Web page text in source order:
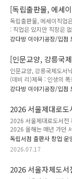
제동 93-8) 버드나무브루
1961 진행 프로그램 :- 생
수- 1년 후 시나미 천천
손맛 좀 보실래요? 럭키
들을 위한 그림책 낭독-
골책방 자몽, 아물다, 유땡
[독립출판물, 에세
니다, 김은혜
독립출판물, 에세이직업
: 직업은 있지만 직장은
형식 : 종이책 - 무선제본
0-1 (93810) 작가 인스타
https://
장 🏠독립서점 📚 이야
도 강릉시 용지로 162 (
https://
https://..
강다방 이야기공장/입점
[인문교양, 강릉국
에서 춤을, 이정민(
인문교양, 강릉국제도서
(데비 리)제목 : 인생의
펴낸곳 : 나무사이제본
ISBN : 979-11-
https://
매하기https://
속에서 춤을 | 이정민(데
고, 내일은 두려운 당신에
가길 기다리는 것이 아니
강다방 이야기공장/입점
2026 서울제대로
Real Book Fair
2026 서울제대로도서
2026 올해는 매년 가던
녀왔다. 서울국제도서전
전과 서울자체도서전이
그림책 위주 연륜있는 출
대로도서전기간 : 2026
독립서점 출판사 창업 운
2026.07.17
2026 서울자체도